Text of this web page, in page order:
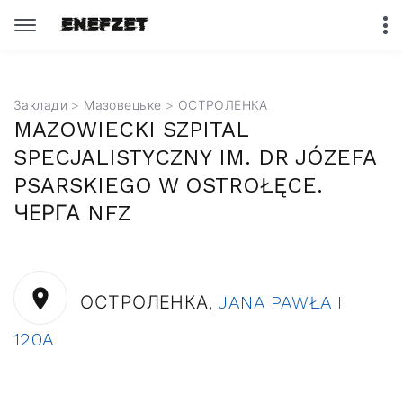
Заклади > Мазовецьке > ОСТРОЛЕНКА
MAZOWIECKI SZPITAL
SPECJALISTYCZNY IM. DR JÓZEFA
PSARSKIEGO W OSTROŁĘCE.
ЧЕРГА NFZ
ОСТРОЛЕНКА, JANA PAWŁA II
120A